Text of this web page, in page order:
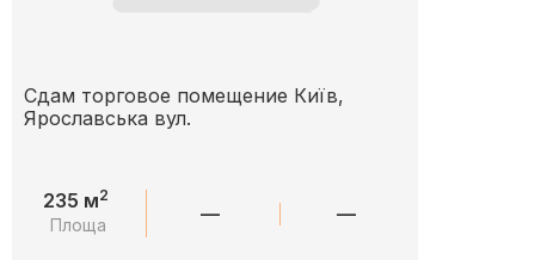
Сдам торговое помещение Київ,
Ярославська вул.
235 м2
Площа — —